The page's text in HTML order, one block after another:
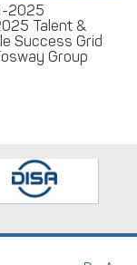
2025
Talent &
Success Grid
Group